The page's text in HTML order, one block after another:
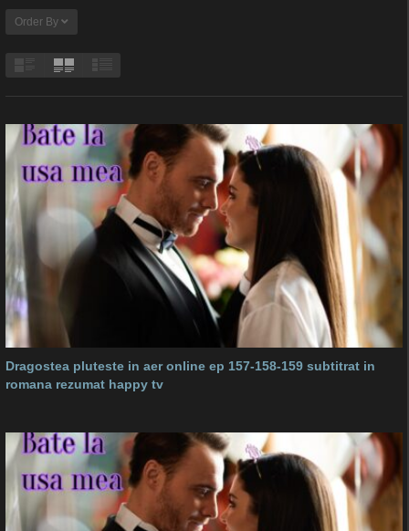
Order By
Dragostea pluteste in aer online ep 157-158-159 subtitrat in
romana rezumat happy tv